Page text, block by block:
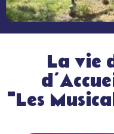
La vie
"Les